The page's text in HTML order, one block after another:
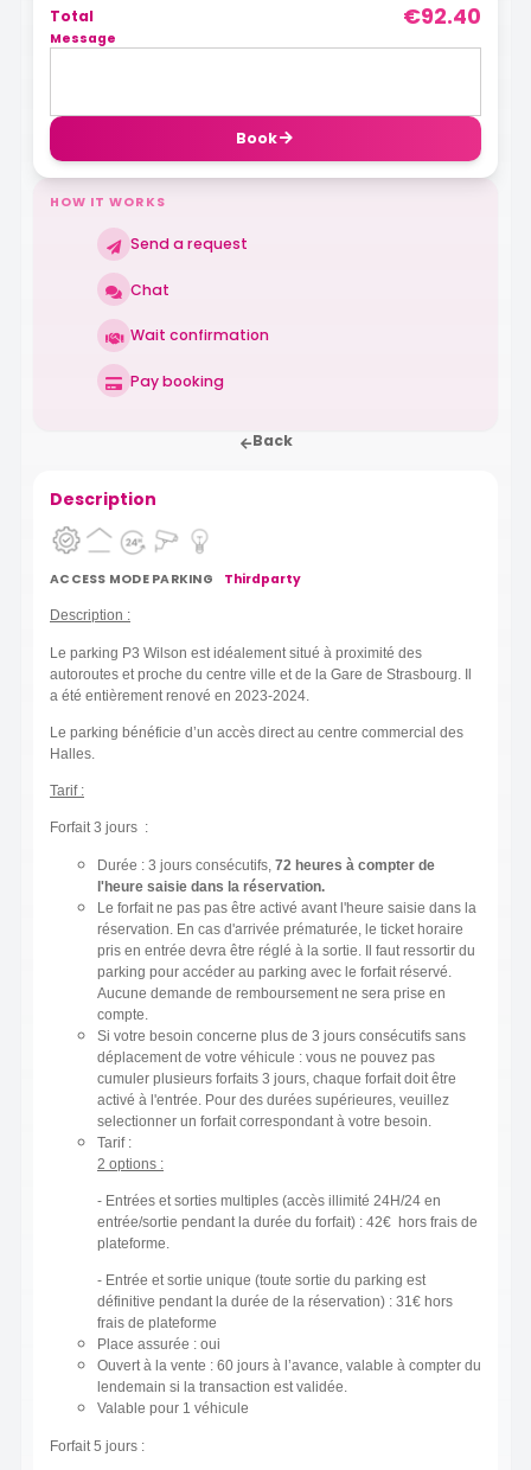
Total
€92.40
Message
Book
HOW IT WORKS
Send a request
Chat
Wait confirmation
Pay booking
Back
Description
ACCESS MODE PARKING Thirdparty
Description :
Le parking P3 Wilson est idéalement situé à proximité des
autoroutes et proche du centre ville et de la Gare de Strasbourg. Il
a été entièrement renové en 2023-2024.
Le parking bénéficie d’un accès direct au centre commercial des
Halles.
Tarif :
Forfait 3 jours :
Durée : 3 jours consécutifs, 72 heures à compter de
l'heure saisie dans la réservation.
Le forfait ne pas pas être activé avant l'heure saisie dans la
réservation. En cas d'arrivée prématurée, le ticket horaire
pris en entrée devra être réglé à la sortie. Il faut ressortir du
parking pour accéder au parking avec le forfait réservé.
Aucune demande de remboursement ne sera prise en
compte.
Si votre besoin concerne plus de 3 jours consécutifs sans
déplacement de votre véhicule : vous ne pouvez pas
cumuler plusieurs forfaits 3 jours, chaque forfait doit être
activé à l'entrée. Pour des durées supérieures, veuillez
selectionner un forfait correspondant à votre besoin.
Tarif :
2 options :
- Entrées et sorties multiples (accès illimité 24H/24 en
entrée/sortie pendant la durée du forfait) : 42€ hors frais de
plateforme.
- Entrée et sortie unique (toute sortie du parking est
définitive pendant la durée de la réservation) : 31€ hors
frais de plateforme
Place assurée : oui
Ouvert à la vente : 60 jours à l’avance, valable à compter du
lendemain si la transaction est validée.
Valable pour 1 véhicule
Forfait 5 jours :